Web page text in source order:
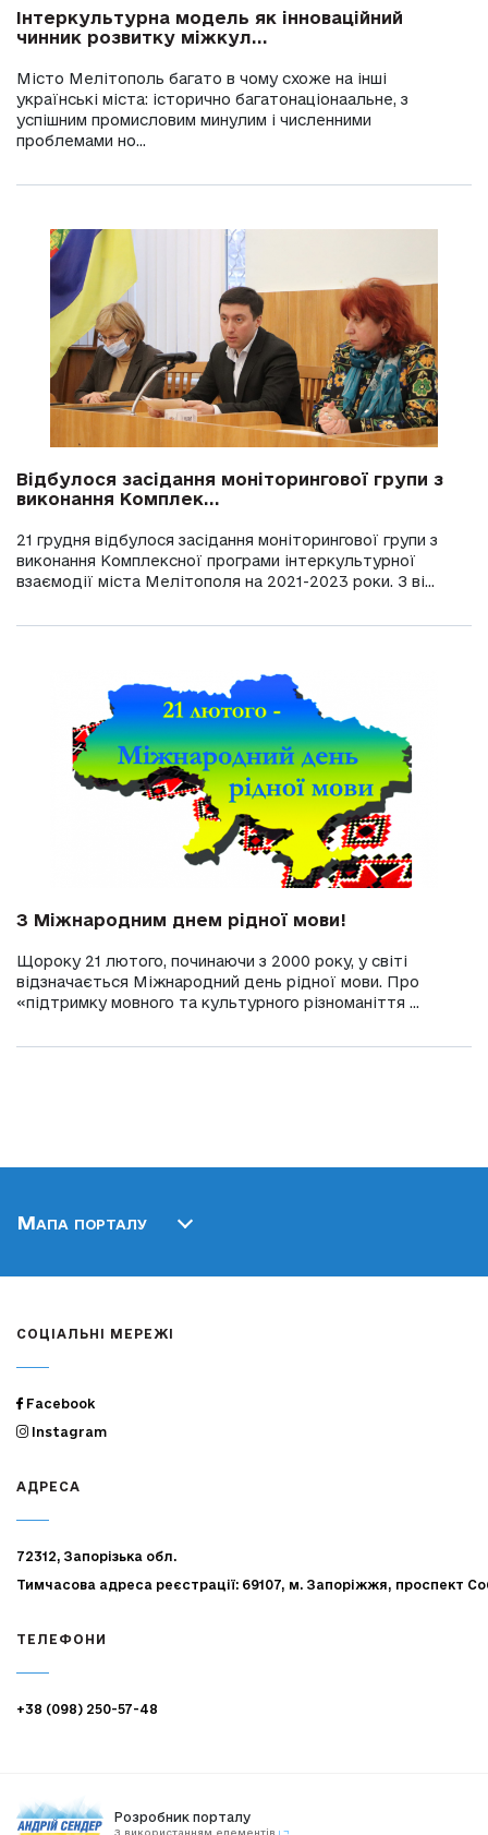
Інтеркультурна модель як інноваційний
чинник розвитку міжкул...
Місто Мелітополь багато в чому схоже на інші
українські міста: історично багатонаціонаальне, з
успішним промисловим минулим і численними
проблемами но...
Відбулося засідання моніторингової групи з
виконання Комплек...
21 грудня відбулося засідання моніторингової групи з
виконання Комплексної програми інтеркультурної
взаємодії міста Мелітополя на 2021-2023 роки. З ві...
З Міжнародним днем рідної мови!
Щороку 21 лютого, починаючи з 2000 року, у світі
відзначається Міжнародний день рідної мови. Про
«підтримку мовного та культурного різноманіття ...
Мапа порталу
СОЦІАЛЬНІ МЕРЕЖІ
Facebook
Instagram
АДРЕСА
72312, Запорізька обл.
Тимчасова адреса реєстрації: 69107, м. Запоріжжя, проспект
ТЕЛЕФОНИ
+38 (098) 250-57-48
Розробник порталу